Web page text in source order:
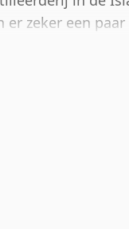
er zeker een
maken.